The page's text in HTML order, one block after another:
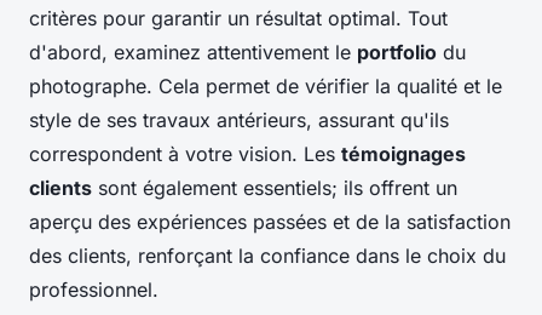
critères pour garantir un résultat optimal. Tout
d'abord, examinez attentivement le portfolio du
photographe. Cela permet de vérifier la qualité et le
style de ses travaux antérieurs, assurant qu'ils
correspondent à votre vision. Les témoignages
clients sont également essentiels; ils offrent un
aperçu des expériences passées et de la satisfaction
des clients, renforçant la confiance dans le choix du
professionnel.